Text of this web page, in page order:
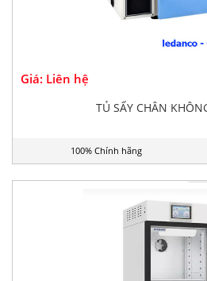
Giá: Liên hệ
TỦ SẤY CHÂN
100% Chính hãng